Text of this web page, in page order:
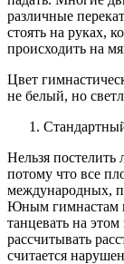
различные
стоять на руках,
происходить на
Цвет
не белый, но
Нельзя постелить
потому что все
международных,
Юным гимнастам
танцевать на
рассчитывать
считается